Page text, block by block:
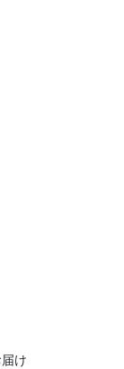
け